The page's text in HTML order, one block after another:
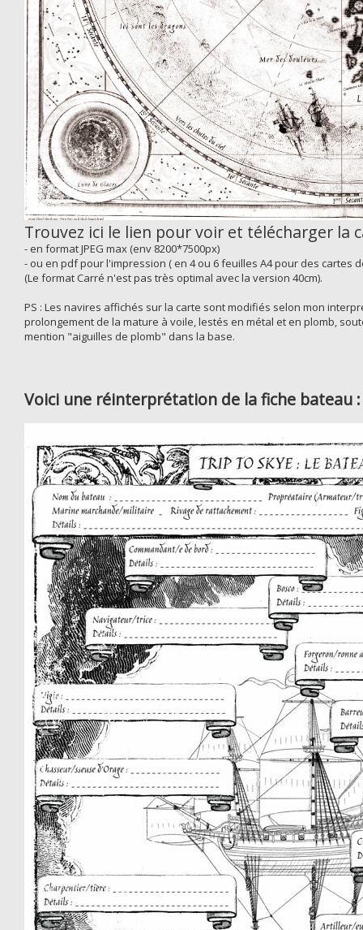
Trouvez ici le lien pour voir et télécharger la
- en format JPEG max (env 8200*7500px)
- ou en pdf pour l'impression ( en 4 ou 6 feuilles A4 pour des cartes
(Le format Carré n'est pas très optimal avec la version 40cm).
PS : Les navires affichés sur la carte sont modifiés selon mon
prolongement de la mature à voile, lestés en métal et en plomb,
mention "aiguilles de plomb" dans la base.
Voici une réinterprétation de la fiche bateau :